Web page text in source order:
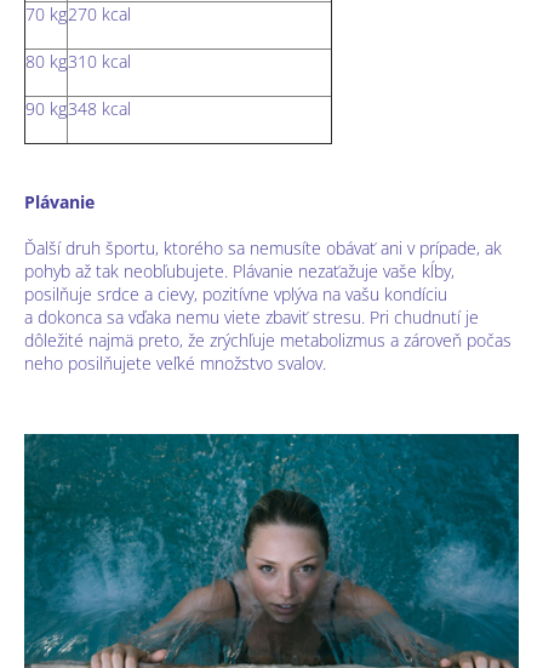
70 kg270 kcal
80 kg310 kcal
90 kg348 kcal
Plávanie
Ďalší druh športu, ktorého sa nemusíte obávať ani v prípade, ak
pohyb až tak neobľubujete. Plávanie nezaťažuje vaše kĺby,
posilňuje srdce a cievy, pozitívne vplýva na vašu kondíciu
a dokonca sa vďaka nemu viete zbaviť stresu. Pri chudnutí je
dôležité najmä preto, že zrýchľuje metabolizmus a zároveň počas
neho posilňujete veľké množstvo svalov.